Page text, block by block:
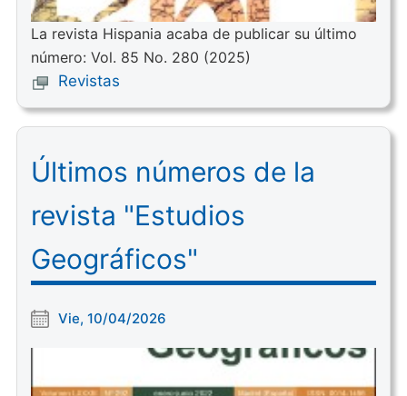
La revista Hispania acaba de publicar su último
número: Vol. 85 No. 280 (2025)
Revistas
Últimos números de la
revista "Estudios
Geográficos"
Vie, 10/04/2026